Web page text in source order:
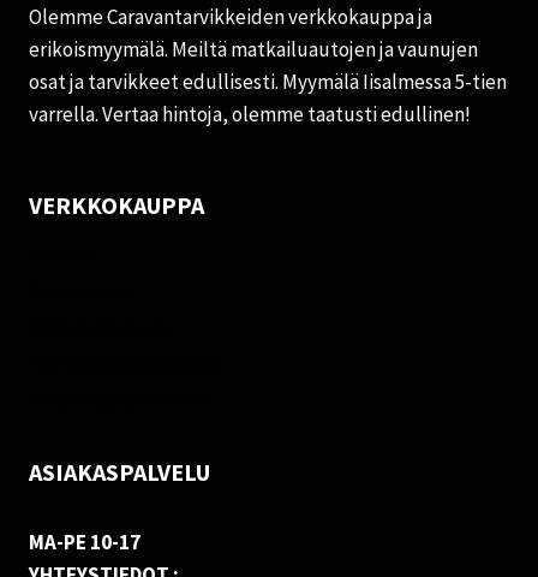
Olemme Caravantarvikkeiden verkkokauppa ja
erikoismyymälä. Meiltä matkailuautojen ja vaunujen
osat ja tarvikkeet edullisesti. Myymälä Iisalmessa 5-tien
varrella. Vertaa hintoja, olemme taatusti edullinen!
VERKKOKAUPPA
ASIAKASPALVELU
MA-PE 10-17